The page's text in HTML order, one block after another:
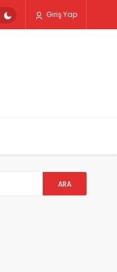
Giriş Yap